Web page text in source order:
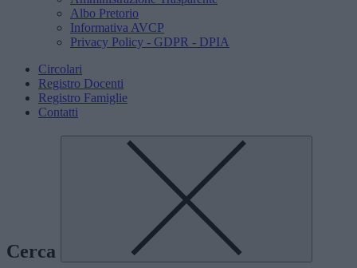
Albo Pretorio
Informativa AVCP
Privacy Policy - GDPR - DPIA
Circolari
Registro Docenti
Registro Famiglie
Contatti
Cerca